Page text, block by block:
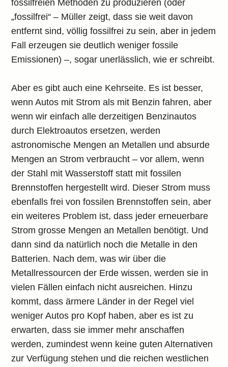
fossilfreien Methoden zu produzieren (oder
„fossilfrei“ – Müller zeigt, dass sie weit davon
entfernt sind, völlig fossilfrei zu sein, aber in jedem
Fall erzeugen sie deutlich weniger fossile
Emissionen) –, sogar unerlässlich, wie er schreibt.
Aber es gibt auch eine Kehrseite. Es ist besser,
wenn Autos mit Strom als mit Benzin fahren, aber
wenn wir einfach alle derzeitigen Benzinautos
durch Elektroautos ersetzen, werden
astronomische Mengen an Metallen und absurde
Mengen an Strom verbraucht – vor allem, wenn
der Stahl mit Wasserstoff statt mit fossilen
Brennstoffen hergestellt wird. Dieser Strom muss
ebenfalls frei von fossilen Brennstoffen sein, aber
ein weiteres Problem ist, dass jeder erneuerbare
Strom grosse Mengen an Metallen benötigt. Und
dann sind da natürlich noch die Metalle in den
Batterien. Nach dem, was wir über die
Metallressourcen der Erde wissen, werden sie in
vielen Fällen einfach nicht ausreichen. Hinzu
kommt, dass ärmere Länder in der Regel viel
weniger Autos pro Kopf haben, aber es ist zu
erwarten, dass sie immer mehr anschaffen
werden, zumindest wenn keine guten Alternativen
zur Verfügung stehen und die reichen westlichen